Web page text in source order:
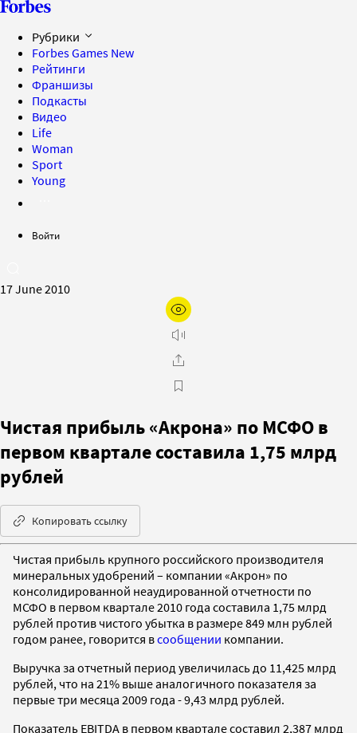
Рубрики
Forbes Games New
Рейтинги
Франшизы
Подкасты
Видео
Life
Woman
Sport
Young
Войти
17 June 2010
Чистая прибыль «Акрона» по МСФО в
первом квартале составила 1,75 млрд
рублей
Копировать ссылку
Чистая прибыль крупного российского производителя
минеральных удобрений – компании «Акрон» по
консолидированной неаудированной отчетности по
МСФО в первом квартале 2010 года составила 1,75 млрд
рублей против чистого убытка в размере 849 млн рублей
годом ранее, говорится всообщении компании.
Выручка за отчетный период увеличилась до 11,425 млрд
рублей, что на 21% выше аналогичного показателя за
первые три месяца 2009 года - 9,43 млрд рублей.
Показатель EBITDA в первом квартале составил 2,387 млрд